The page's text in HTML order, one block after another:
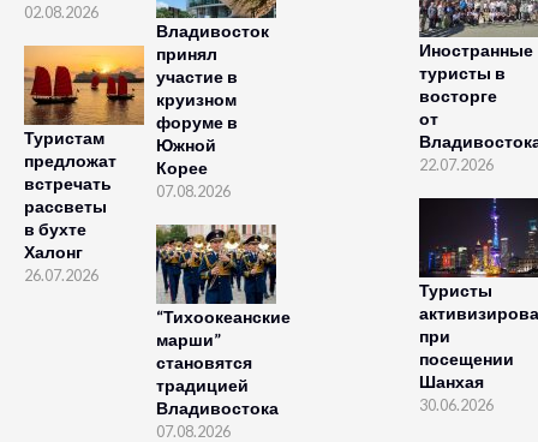
02.08.2026
Туристам
предложат
встречать
рассветы
в бухте
Халонг
26.07.2026
Владивосток
принял
участие в
круизном
форуме в
Южной
Корее
07.08.2026
“Тихоокеанские
марши”
становятся
традицией
Владивостока
07.08.2026
Иностранные
туристы в
восторге
от
22.07.2026
Туристы
при
посещении
Шанхая
30.06.2026